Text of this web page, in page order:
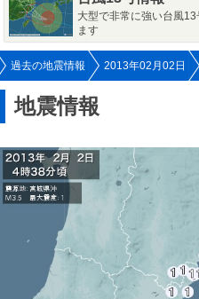
大型で非常に強い台風
ます
過去の地震情報 2013年02月02日
地震情報